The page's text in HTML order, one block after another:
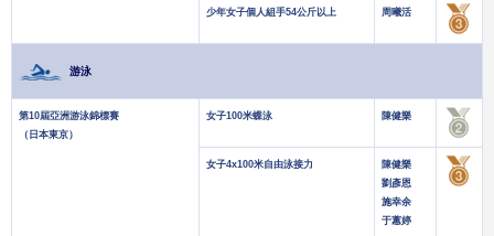
少年女子個人組手54公斤以上 周曦活
游泳
第10屆亞洲游泳錦標賽
（日本東京）
女子100米蝶泳 陳健樂
女子4x100米自由泳接力
陳健樂
劉彥恩
施幸余
于蕙婷